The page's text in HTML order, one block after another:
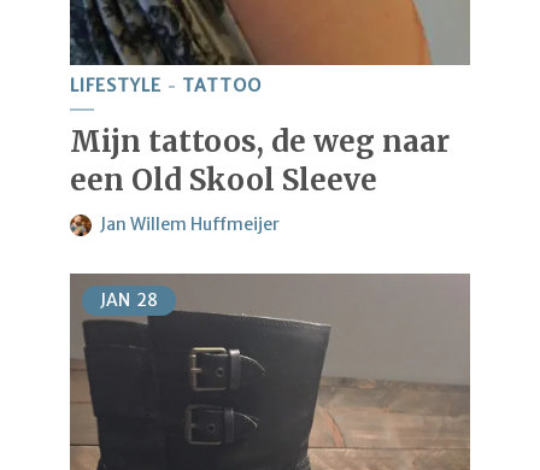
LIFESTYLE TATTOO
Mijn tattoos, de weg naar
een Old Skool Sleeve
Jan Willem Huffmeijer
JAN 28